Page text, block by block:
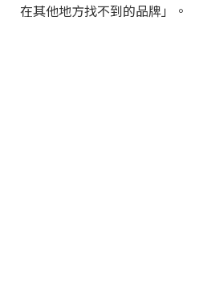
在其他地方找不到的品牌」。